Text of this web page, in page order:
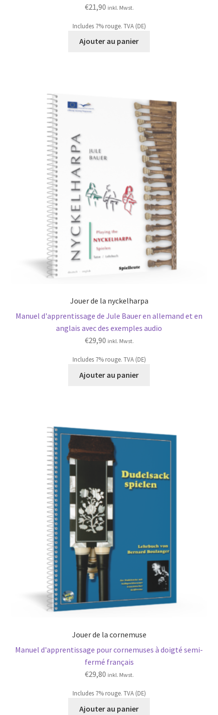
€21,90 inkl. Mwst.
Includes 7% rouge. TVA (DE)
Ajouter au panier
Jouer de la nyckelharpa
Manuel d'apprentissage de Jule Bauer en allemand et en
anglais avec des exemples audio
€29,90 inkl. Mwst.
Includes 7% rouge. TVA (DE)
Ajouter au panier
Jouer de la cornemuse
Manuel d'apprentissage pour cornemuses à doigté semi-
fermé français
€29,80 inkl. Mwst.
Includes 7% rouge. TVA (DE)
Ajouter au panier